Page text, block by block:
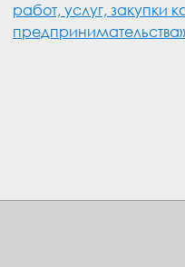
работ, услуг, закупки
предпринимательства»